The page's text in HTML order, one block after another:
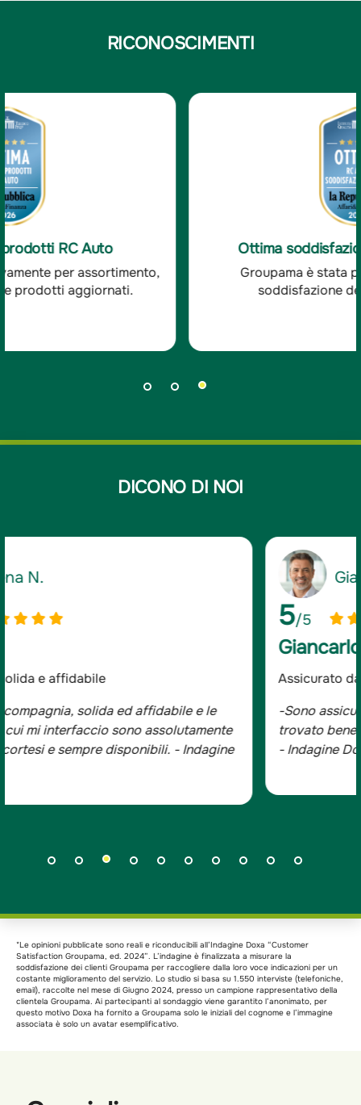
RICONOSCIMENTI
Ottima soddisfazione clienti RC Auto
Groupama è stata premiata per l'ottima
soddisfazione dei clienti RC auto.
DICONO DI NOI
5/5
Assicurato da oltre 20 anni
-Sono assicurato da oltre 20 anni e mi sono sempre
trovato bene, tutta la famiglia è con Groupama.
- Indagine Doxa*
*Le opinioni pubblicate sono reali e riconducibili all’Indagine Doxa “Customer
Satisfaction Groupama, ed. 2024”. L’indagine è finalizzata a misurare la
soddisfazione dei clienti Groupama per raccogliere dalla loro voce indicazioni per un
costante miglioramento del servizio. Lo studio si basa su 1.550 interviste (telefoniche,
email), raccolte nel mese di Giugno 2024, presso un campione rappresentativo della
clientela Groupama. Ai partecipanti al sondaggio viene garantito l’anonimato, per
questo motivo Doxa ha fornito a Groupama solo le iniziali del cognome e l’immagine
associata è solo un avatar esemplificativo.